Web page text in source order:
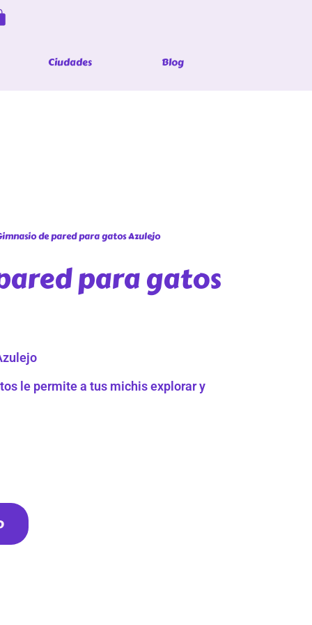
Ciudades Blog
de pared para gatos Azulejo
para gatos
le permite a tus michis explorar y